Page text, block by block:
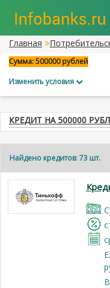
Главная
КРЕДИТ НА 500000
Сумма: 500000 рублей
Изменить условия
Найдено кредитов: 73 шт.